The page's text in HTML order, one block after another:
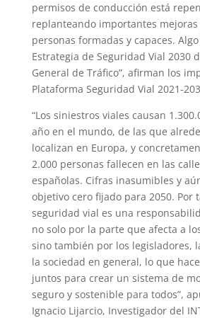
permisos de conducción está
replanteando importantes
personas formadas y capaces.
Estrategia de Seguridad Vial 2030
General de Tráfico”, afirman los
Plataforma Seguridad Vial 2021-
“Los siniestros viales causan
año en el mundo, de las que
localizan en Europa, y
2.000 personas fallecen en las
españolas. Cifras inasumibles y
objetivo cero fijado para 2050. Por
seguridad vial es una
no solo por la parte que afecta a
sino también por los legisladores,
la sociedad en general, lo que
juntos para crear un sistema de
seguro y sostenible para todos”,
Ignacio Lijarcio, Investigador del